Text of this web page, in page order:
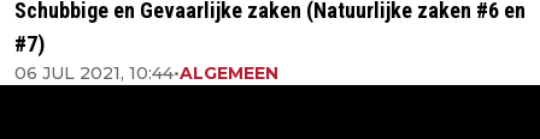
Schubbige en Gevaarlijke zaken (Natuurlijke zaken #6 en
#7)
06 JUL 2021, 10:44•ALGEMEEN